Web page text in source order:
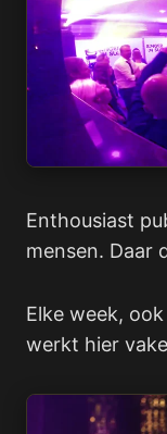
Enthousiast
mensen. Daar
Elke week,
werkt hier